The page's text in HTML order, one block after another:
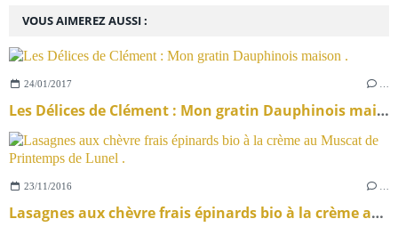
VOUS AIMEREZ AUSSI :
24/01/2017
Les Délices de Clément : Mon gratin Dauphinois maison .
23/11/2016
Lasagnes aux chèvre frais épinards bio à la crème au Muscat de Printemps de Lunel .